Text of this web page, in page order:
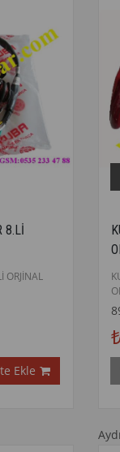
8.Lİ
ORJİNAL
Ekle